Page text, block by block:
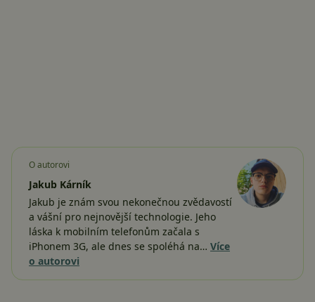
O autorovi
Jakub Kárník
Jakub je znám svou nekonečnou zvědavostí
a vášní pro nejnovější technologie. Jeho
láska k mobilním telefonům začala s
iPhonem 3G, ale dnes se spoléhá na… Více
o autorovi